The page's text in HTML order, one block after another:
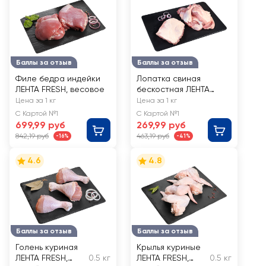
Баллы за отзыв
Филе бедра индейки
ЛЕНТА FRESH, весовое
Цена за 1 кг
С Картой №1
699,99 руб
842,19 руб -16%
Баллы за отзыв
Лопатка свиная
бескостная ЛЕНТА
FRESH, весовая
Цена за 1 кг
С Картой №1
269,99 руб
463,19 руб -41%
Баллы за отзыв
4.6
Голень куриная
ЛЕНТА FRESH,
0.5 кг
Баллы за отзыв
4.8
Крылья куриные
ЛЕНТА FRESH,
0.5 кг